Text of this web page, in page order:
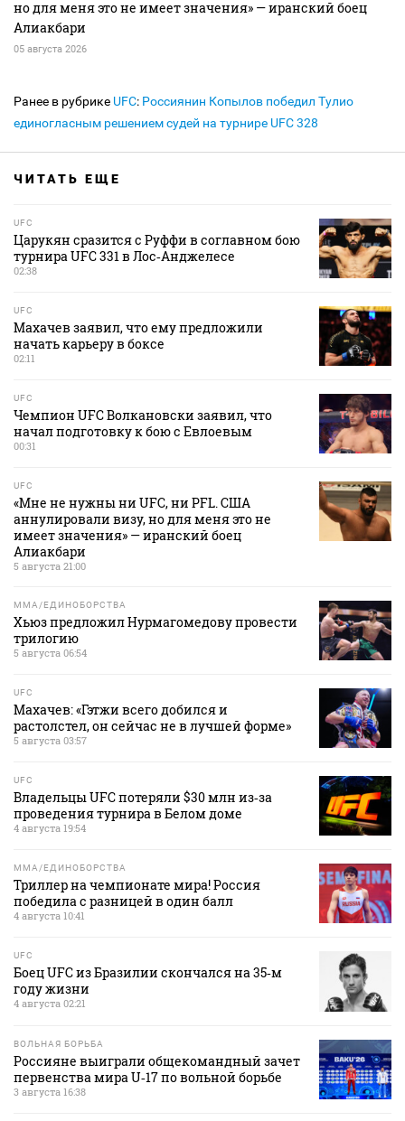
но для меня это не имеет значения» — иранский боец
Алиакбари
05 августа 2026
Ранее в рубрике UFC: Россиянин Копылов победил Тулио
единогласным решением судей на турнире UFC 328
ЧИТАТЬ ЕЩЕ
UFC
Царукян сразится с Руффи в соглавном бою
турнира UFC 331 в Лос‑Анджелесе
02:38
UFC
Махачев заявил, что ему предложили
начать карьеру в боксе
02:11
UFC
Чемпион UFC Волкановски заявил, что
начал подготовку к бою с Евлоевым
00:31
UFC
«Мне не нужны ни UFC, ни PFL. США
аннулировали визу, но для меня это не
имеет значения» — иранский боец
Алиакбари
5 августа 21:00
MMA/ЕДИНОБОРСТВА
Хьюз предложил Нурмагомедову провести
трилогию
5 августа 06:54
UFC
Махачев: «Гэтжи всего добился и
растолстел, он сейчас не в лучшей форме»
5 августа 03:57
UFC
Владельцы UFC потеряли $30 млн из‑за
проведения турнира в Белом доме
4 августа 19:54
MMA/ЕДИНОБОРСТВА
Триллер на чемпионате мира! Россия
победила с разницей в один балл
4 августа 10:41
UFC
Боец UFC из Бразилии скончался на 35‑м
году жизни
4 августа 02:21
ВОЛЬНАЯ БОРЬБА
Россияне выиграли общекомандный зачет
первенства мира U‑17 по вольной борьбе
3 августа 16:38